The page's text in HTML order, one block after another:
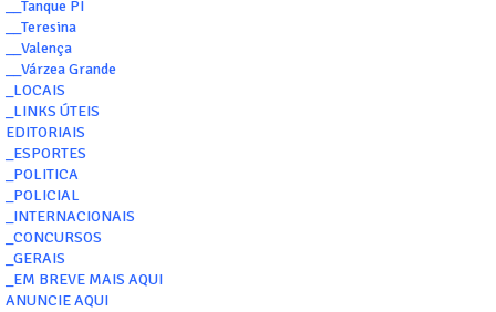
__Tanque PI
__Teresina
__Valença
__Várzea Grande
_LOCAIS
_LINKS ÚTEIS
EDITORIAIS
_ESPORTES
_POLITICA
_POLICIAL
_INTERNACIONAIS
_CONCURSOS
_GERAIS
_EM BREVE MAIS AQUI
ANUNCIE AQUI